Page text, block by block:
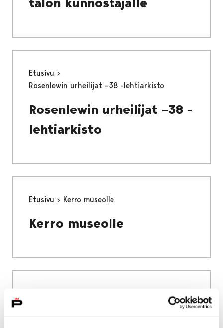
Etusivu
Rosenlewin urheilijat –38 -lehtiarkisto
Rosenlewin urheilijat –38 -
lehtiarkisto
Etusivu Kerro museolle
Kerro museolle
Museon lausunnot Pomarkku